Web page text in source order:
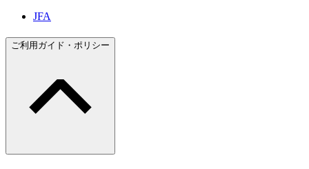
JFA
ご利用ガイド・ポリシー